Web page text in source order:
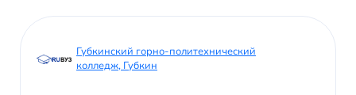
Губкинский горно-политехнический
колледж, Губкин